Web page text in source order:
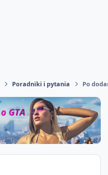
Poradniki i pytania Po